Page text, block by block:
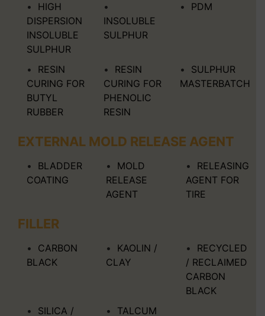
HIGH
DISPERSION
INSOLUBLE
SULPHUR
INSOLUBLE
SULPHUR
PDM
RESIN
CURING FOR
BUTYL
RUBBER
RESIN
CURING FOR
PHENOLIC
RESIN
SULPHUR
MASTERBATCH
EXTERNAL MOLD RELEASE AGENT
BLADDER
COATING
MOLD
RELEASE
AGENT
RELEASING
AGENT FOR
TIRE
FILLER
CARBON
BLACK
KAOLIN /
CLAY
RECYCLED
/ RECLAIMED
CARBON
BLACK
SILICA /
TALCUM